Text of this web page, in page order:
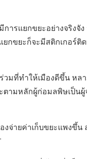
ารแยกขยะอย่างจริงจั
กขยะก็จะมีสติกเกอร์
วมที่ทำให้เมืองดีขึ้น หล
ามหลักผู้ก่อมลพิษเป็นผู้
จ่ายค่าเก็บขยะแพงขึ้น